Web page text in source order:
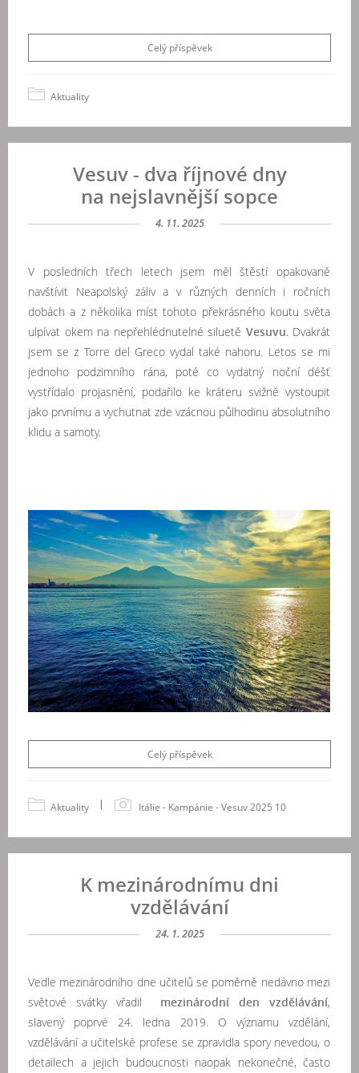
Celý příspěvek
Aktuality
Vesuv - dva říjnové dny
na nejslavnější sopce
4. 11. 2025
V posledních třech letech jsem měl štěstí opakovaně
navštívit Neapolský záliv a v různých denních i ročních
dobách a z několika míst tohoto překrásného koutu světa
ulpívat okem na nepřehlédnutelné siluetě Vesuvu. Dvakrát
jsem se z Torre del Greco vydal také nahoru. Letos se mi
jednoho podzimního rána, poté co vydatný noční déšť
vystřídalo projasnění, podařilo ke kráteru svižně vystoupit
jako prvnímu a vychutnat zde vzácnou půlhodinu absolutního
klidu a samoty.
Celý příspěvek
Aktuality | Itálie - Kampánie - Vesuv 2025 10
K mezinárodnímu dni
vzdělávání
24. 1. 2025
Vedle mezinárodního dne učitelů se poměrně nedávno mezi
světové svátky vřadil mezinárodní den vzdělávání,
slavený poprvé 24. ledna 2019. O významu vzdělání,
vzdělávání a učitelské profese se zpravidla spory nevedou, o
detailech a jejich budoucnosti naopak nekonečné, často